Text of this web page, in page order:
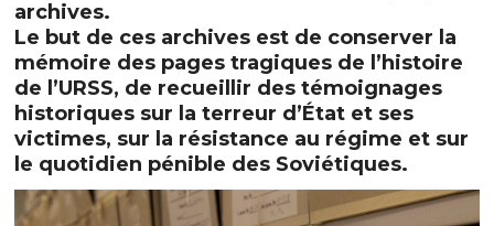
archives.
Le but de ces archives est de conserver la
mémoire des pages tragiques de l’histoire
de l’URSS, de recueillir des témoignages
historiques sur la terreur d’État et ses
victimes, sur la résistance au régime et sur
le quotidien pénible des Soviétiques.